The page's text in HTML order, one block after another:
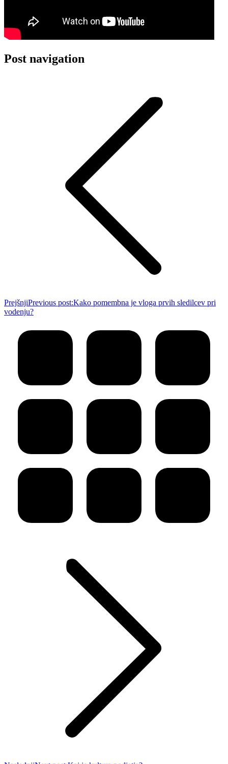
Post navigation
PrejšnjiPrevious post:Kako pomembna je vloga prvih sledilcev pri
vodenju?